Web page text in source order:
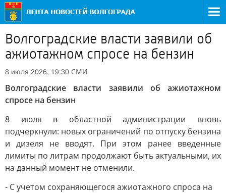
Волгоградские власти заявили об
ажиотажном спросе на бензин
8 июля 2026, 19:30 СМИ
Волгоградские власти заявили об ажиотажном
спросе на бензин
8 июля в областной администрации вновь
подчеркнули: новых ограничений по отпуску бензина
и дизеля не вводят. При этом ранее введенные
лимиты по литрам продолжают быть актуальными, их
на данный момент не отменили.
- С учетом сохраняющегося ажиотажного спроса на